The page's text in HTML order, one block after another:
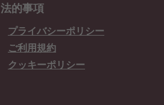
法的事項
プライバシーポリシー
ご利用規約
クッキーポリシー